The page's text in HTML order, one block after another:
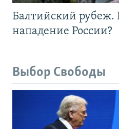
Балтийский рубеж.
нападение России?
Выбор Свободы